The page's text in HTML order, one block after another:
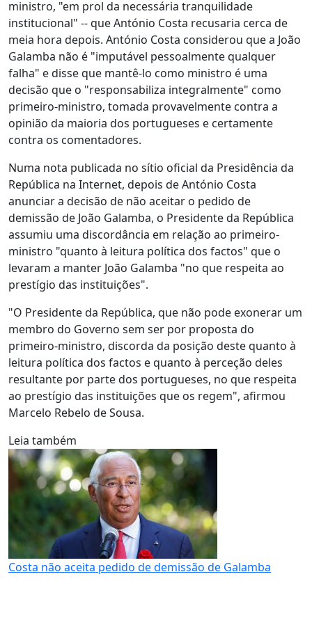
ministro, "em prol da necessária tranquilidade
institucional" -- que António Costa recusaria cerca de
meia hora depois. António Costa considerou que a João
Galamba não é "imputável pessoalmente qualquer
falha" e disse que mantê-lo como ministro é uma
decisão que o "responsabiliza integralmente" como
primeiro-ministro, tomada provavelmente contra a
opinião da maioria dos portugueses e certamente
contra os comentadores.
Numa nota publicada no sítio oficial da Presidência da
República na Internet, depois de António Costa
anunciar a decisão de não aceitar o pedido de
demissão de João Galamba, o Presidente da República
assumiu uma discordância em relação ao primeiro-
ministro "quanto à leitura política dos factos" que o
levaram a manter João Galamba "no que respeita ao
prestígio das instituições".
"O Presidente da República, que não pode exonerar um
membro do Governo sem ser por proposta do
primeiro-ministro, discorda da posição deste quanto à
leitura política dos factos e quanto à perceção deles
resultante por parte dos portugueses, no que respeita
ao prestígio das instituições que os regem", afirmou
Marcelo Rebelo de Sousa.
Leia também
Costa não aceita pedido de demissão de Galamba